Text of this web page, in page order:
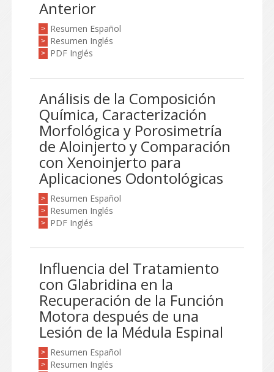
Anterior
> Resumen Español
> Resumen Inglés
> PDF Inglés
Análisis de la Composición
Química, Caracterización
Morfológica y Porosimetría
de Aloinjerto y Comparación
con Xenoinjerto para
Aplicaciones Odontológicas
> Resumen Español
> Resumen Inglés
> PDF Inglés
Influencia del Tratamiento
con Glabridina en la
Recuperación de la Función
Motora después de una
Lesión de la Médula Espinal
> Resumen Español
>
Resumen Inglés